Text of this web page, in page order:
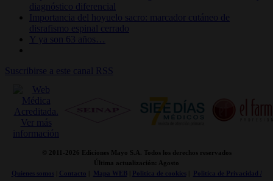
diagnóstico diferencial
Importancia del hoyuelo sacro: marcador cutáneo de
disrafismo espinal cerrado
Y ya son 63 años…
Suscribirse a este canal RSS
© 2011- 2026 Ediciones Mayo S.A. Todos los derechos reservados
Última actualización: Agosto
Quienes somos| Contacto Mapa WEB| Politica de cookies|
Politica de Privacidad /